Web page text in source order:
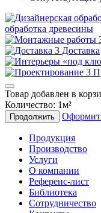
обработка древесины
Доставка
Товар добавлен в
Количество: 1м²
Продолжить
Продукция
Производство
Услуги
О компании
Референс-лист
Библиотека
Сотрудничество